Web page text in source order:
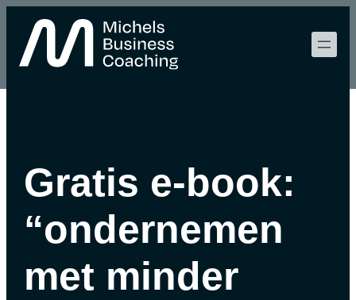
Gratis e-book:
“ondernemen
met minder